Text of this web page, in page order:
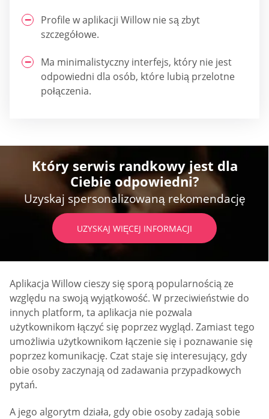
Profile w aplikacji Willow nie są zbyt
szczegółowe.
Ma minimalistyczny interfejs, który nie jest
odpowiedni dla osób, które lubią przelotne
połączenia.
Który serwis randkowy jest dla
Ciebie odpowiedni?
Uzyskaj spersonalizowaną rekomendację
UZYSKAJ WIĘCEJ INFORMACJI
Aplikacja Willow cieszy się sporą popularnością ze
względu na swoją wyjątkowość. W przeciwieństwie do
innych platform, ta aplikacja nie pozwala
użytkownikom łączyć się poprzez wygląd. Zamiast tego
umożliwia użytkownikom łączenie się i poznawanie się
poprzez komunikację. Czat staje się interesujący, gdy
obie osoby zaczynają od zadawania przypadkowych
pytań.
A jego algorytm działa, gdy obie osoby zadają sobie